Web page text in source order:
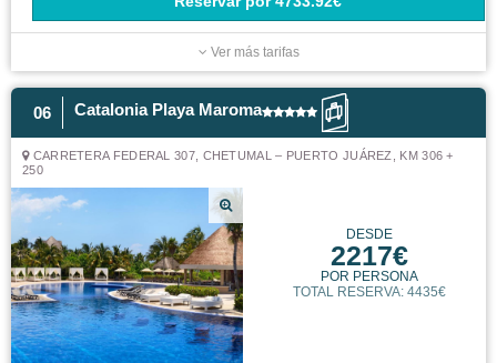
Ver más tarifas
06 Catalonia Playa Maroma
CARRETERA FEDERAL 307, CHETUMAL – PUERTO JUÁREZ, KM 306 +
250
DESDE
2217€
POR PERSONA
TOTAL RESERVA: 4435€